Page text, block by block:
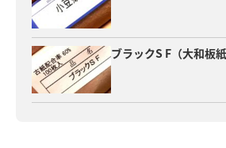
ブラックS F（大和板紙